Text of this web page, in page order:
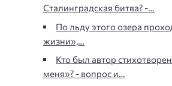
Сталинградская битва? -…
По льду этого озера
жизни»,…
Кто был автор
меня»? - вопрос и…